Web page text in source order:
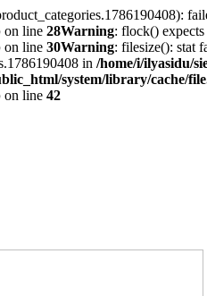
on line 28Warning: flock()
on line 30Warning: filesize(): stat
in /home/i/ilyasidu/
system/library/cache/
on line 42